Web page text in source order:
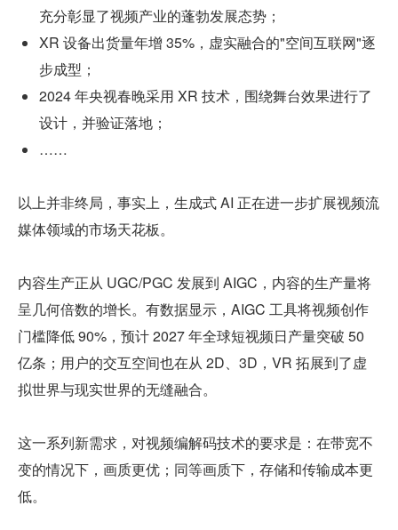
充分彰显了视频产业的蓬勃发展态势；
XR 设备出货量年增 35%，虚实融合的"空间互联网"逐
步成型；
2024 年央视春晚采用 XR 技术，围绕舞台效果进行了
设计，并验证落地；
……
以上并非终局，事实上，生成式 AI 正在进一步扩展视频流
媒体领域的市场天花板。
内容生产正从 UGC/PGC 发展到 AIGC，内容的生产量将
呈几何倍数的增长。有数据显示，AIGC 工具将视频创作
门槛降低 90%，预计 2027 年全球短视频日产量突破 50
亿条；用户的交互空间也在从 2D、3D，VR 拓展到了虚
拟世界与现实世界的无缝融合。
这一系列新需求，对视频编解码技术的要求是：在带宽不
变的情况下，画质更优；同等画质下，存储和传输成本更
低。